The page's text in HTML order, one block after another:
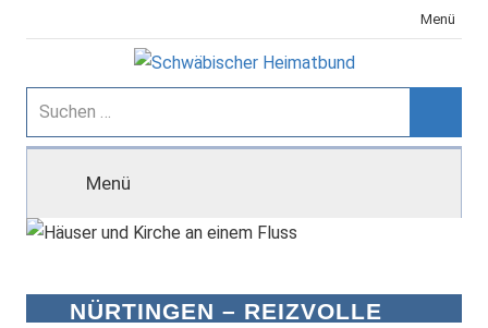
Inhalt
Menü
Schwäbischer
Heimatbund
Suchen
nach:
Menü
NÜRTINGEN – REIZVOLLE